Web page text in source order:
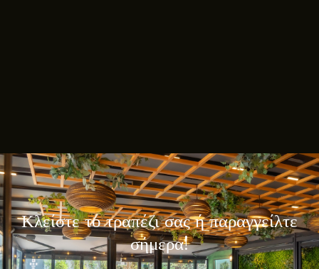
Κλείστε το τραπέζι σας ή παραγγείλτε
σήμερα!